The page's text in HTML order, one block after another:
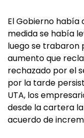
El Gobierno había
medida se había
luego se
aumento que
rechazado por el
por la tarde
UTA, los
desde la cartera
acuerdo de